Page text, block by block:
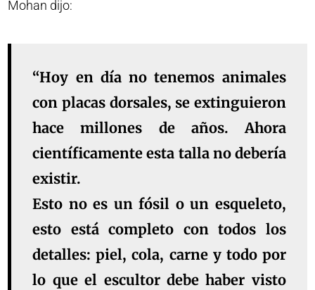
Mohan dijo:
“Hoy en día no tenemos animales
con placas dorsales, se extinguieron
hace millones de años. Ahora
científicamente esta talla no debería
existir.
Esto no es un fósil o un esqueleto,
esto está completo con todos los
detalles: piel, cola, carne y todo por
lo que el escultor debe haber visto